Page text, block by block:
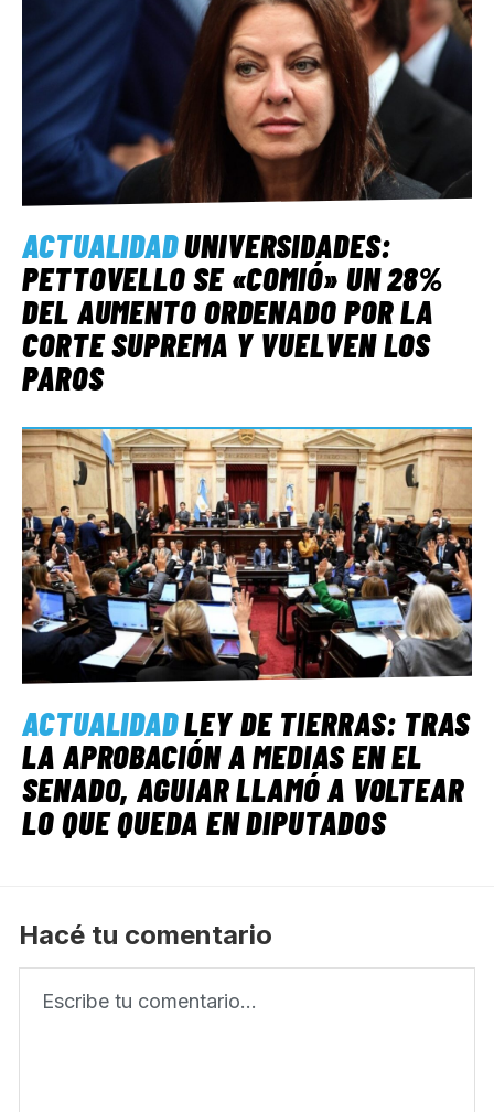
ACTUALIDADUNIVERSIDADES:
PETTOVELLO SE «COMIÓ» UN 28%
DEL AUMENTO ORDENADO POR LA
CORTE SUPREMA Y VUELVEN LOS
PAROS
ACTUALIDADLEY DE TIERRAS: TRAS
LA APROBACIÓN A MEDIAS EN EL
SENADO, AGUIAR LLAMÓ A VOLTEAR
LO QUE QUEDA EN DIPUTADOS
Hacé tu comentario